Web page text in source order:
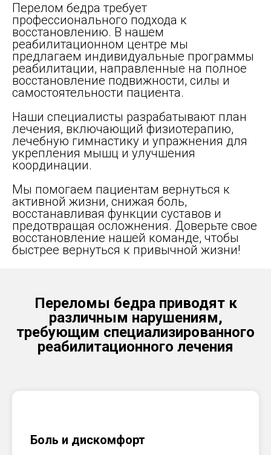
Перелом бедра требует
профессионального подхода к
восстановлению. В нашем
реабилитационном центре мы
предлагаем индивидуальные программы
реабилитации, направленные на полное
восстановление подвижности, силы и
самостоятельности пациента.
Наши специалисты разрабатывают план
лечения, включающий физиотерапию,
лечебную гимнастику и упражнения для
укрепления мышц и улучшения
координации.
Мы помогаем пациентам вернуться к
активной жизни, снижая боль,
восстанавливая функции суставов и
предотвращая осложнения. Доверьте свое
восстановление нашей команде, чтобы
быстрее вернуться к привычной жизни!
Переломы бедра приводят к
различным нарушениям,
требующим специализированного
реабилитационного лечения
Боль и дискомфорт